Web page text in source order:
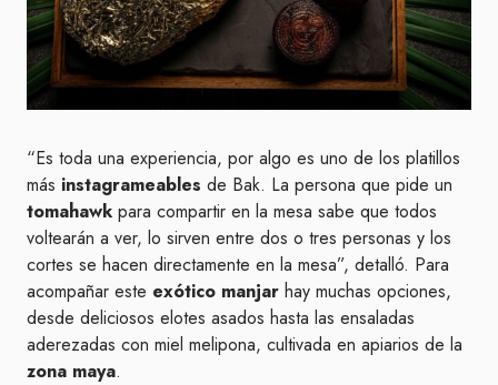
“Es toda una experiencia, por algo es uno de los platillos
más instagrameables de Bak. La persona que pide un
tomahawk para compartir en la mesa sabe que todos
voltearán a ver, lo sirven entre dos o tres personas y los
cortes se hacen directamente en la mesa”, detalló. Para
acompañar este exótico manjar hay muchas opciones,
desde deliciosos elotes asados hasta las ensaladas
aderezadas con miel melipona, cultivada en apiarios de la
zona maya.